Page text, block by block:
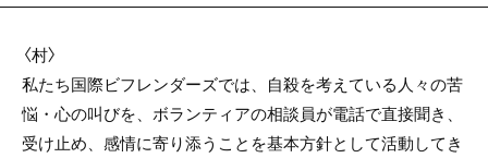
〈村〉
私たち国際ビフレンダーズでは、自殺を考えている人々の苦
悩・心の叫びを、ボランティアの相談員が電話で直接聞き、
受け止め、感情に寄り添うことを基本方針として活動してき